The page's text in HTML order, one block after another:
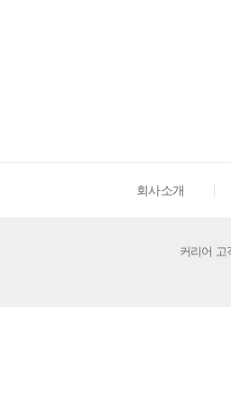
회사소개
커리어 고